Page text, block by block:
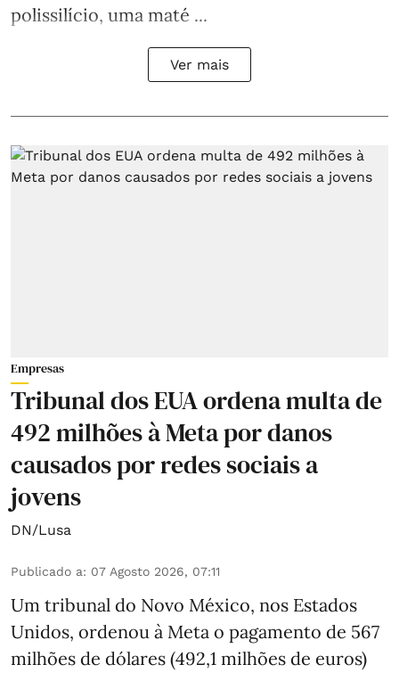
polissilício, uma maté ...
Ver mais
Empresas
Tribunal dos EUA ordena multa de
492 milhões à Meta por danos
causados por redes sociais a
jovens
DN/Lusa
Publicado a: 07 Agosto 2026, 07:11
Um tribunal do Novo México, nos Estados
Unidos, ordenou à Meta o pagamento de 567
milhões de dólares (492,1 milhões de euros)